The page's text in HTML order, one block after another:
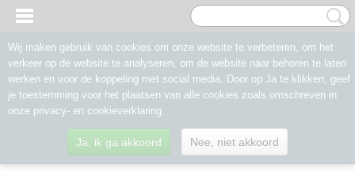
Wij maken gebruik van cookies om onze website te verbeteren, om het
verkeer op de website te analyseren, om de website naar behoren te laten
werken en voor de koppeling met social media. Door op Ja te klikken, geef
je toestemming voor het plaatsen van alle cookies zoals omschreven in
onze privacy- en cookieverklaring.
Ja, ik ga akkoord Nee, niet akkoord